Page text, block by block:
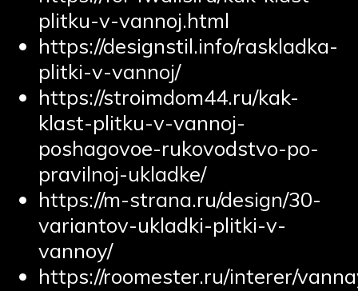
plitku-v-vannoj.html
https://designstil.info/raskladka-
plitki-v-vannoj/
https://stroimdom44.ru/kak-
klast-plitku-v-vannoj-
poshagovoe-rukovodstvo-po-
pravilnoj-ukladke/
https://m-strana.ru/design/30-
variantov-ukladki-plitki-v-
vannoy/
https://roomester.ru/interer/